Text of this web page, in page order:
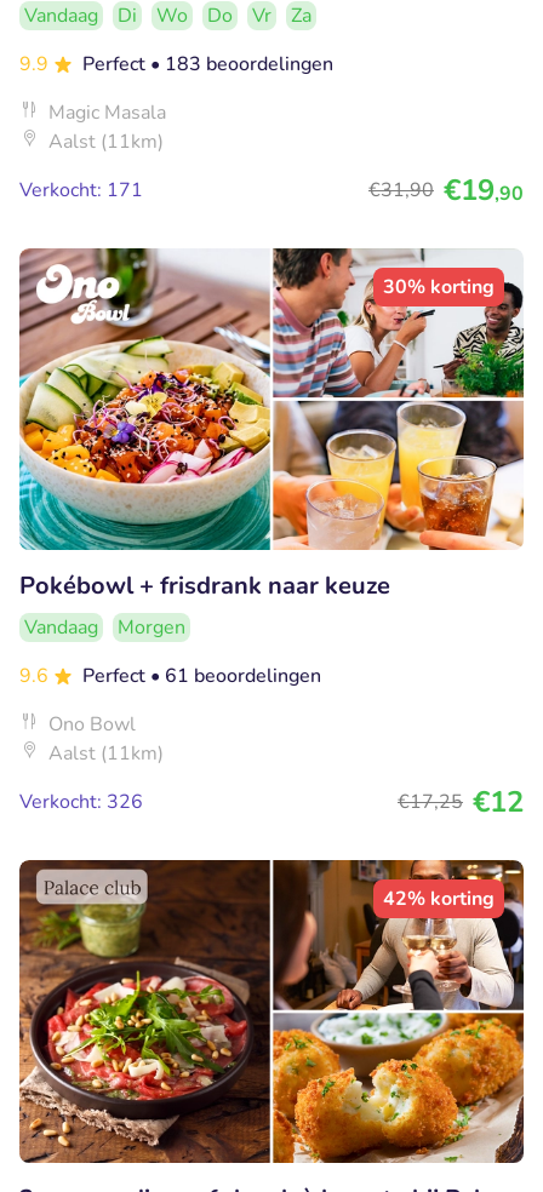
Vandaag Di Wo Do Vr
Za
9.9
Perfect • 183 beoordelingen
Magic Masala
Aalst (11km)
Verkocht: 171
€31,90 €19,90
30% korting
Pokébowl + frisdrank naar keuze
Vandaag
Morgen
9.6
Perfect • 61 beoordelingen
Ono Bowl
Aalst (11km)
Verkocht: 326
€17,25 €12
42% korting